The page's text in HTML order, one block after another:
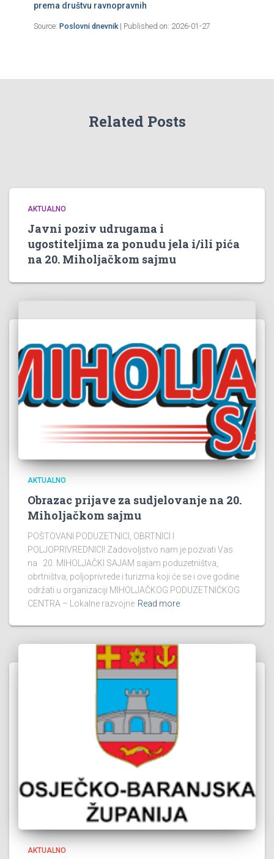
prema društvu ravnopravnih
Source: Poslovni dnevnik Published on: 2026-01-27
Related Posts
AKTUALNO
Javni poziv udrugama i
ugostiteljima za ponudu jela i/ili pića
na 20. Miholjačkom sajmu
AKTUALNO
Obrazac prijave za sudjelovanje na 20.
Miholjačkom sajmu
POŠTOVANI PODUZETNICI, OBRTNICI I
POLJOPRIVREDNICI! Zadovoljstvo nam je pozvati Vas
na 20. MIHOLJAČKI SAJAM sajam poduzetništva,
obrtništva, poljoprivrede i turizma koji će se i ove godine
održati u organizaciji MIHOLJAČKOG PODUZETNIČKOG
CENTRA – Lokalne razvojne Read more
AKTUALNO